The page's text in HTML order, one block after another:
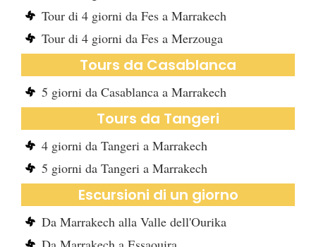
Tour di 4 giorni da Fes a Marrakech
Tour di 4 giorni da Fes a Merzouga
Tours da Casablanca
5 giorni da Casablanca a Marrakech
Tours da Tangeri
4 giorni da Tangeri a Marrakech
5 giorni da Tangeri a Marrakech
Escursioni di un giorno
Da Marrakech alla Valle dell'Ourika